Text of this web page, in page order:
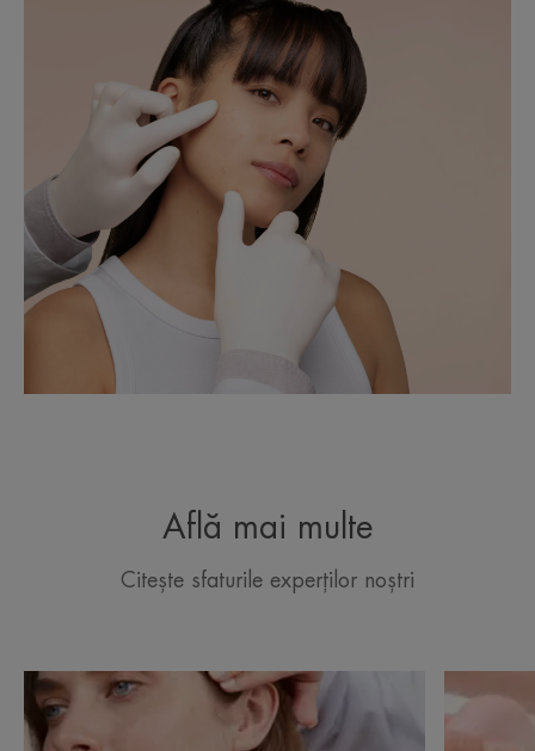
Află mai multe
Citește sfaturile experților noștri
Descoperă
Piele
grasă,
Pielea